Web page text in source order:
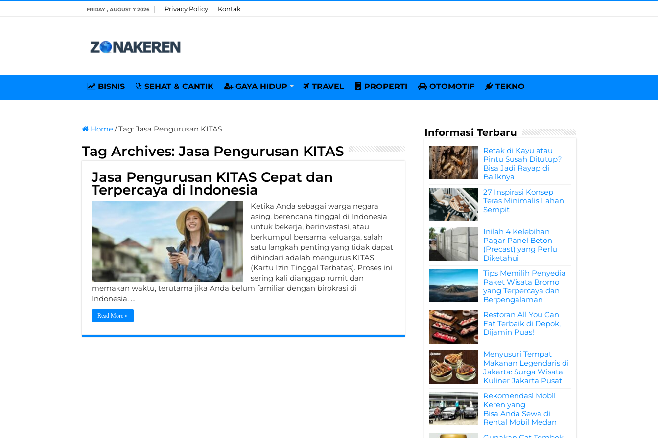
FRIDAY , AUGUST 7 2026 Privacy Policy Kontak
BISNIS SEHAT & CANTIK GAYA HIDUP TRAVEL PROPERTI OTOMOTIF TEKNO
Home/Tag: Jasa Pengurusan KITAS
Tag Archives:Jasa Pengurusan KITAS
Jasa Pengurusan KITAS Cepat dan
Terpercaya di Indonesia
Ketika Anda sebagai warga negara
asing, berencana tinggal di Indonesia
untuk bekerja, berinvestasi, atau
berkumpul bersama keluarga, salah
satu langkah penting yang tidak dapat
dihindari adalah mengurus KITAS
(Kartu Izin Tinggal Terbatas). Proses ini
sering kali dianggap rumit dan
memakan waktu, terutama jika Anda belum familiar dengan birokrasi di
Indonesia. …
Read More »
Informasi Terbaru
Retak di Kayu atau
Pintu Susah Ditutup?
Bisa Jadi Rayap di
Baliknya
27 Inspirasi Konsep
Teras Minimalis Lahan
Sempit
Inilah 4 Kelebihan
Pagar Panel Beton
(Precast) yang Perlu
Diketahui
Tips Memilih Penyedia
Paket Wisata Bromo
yang Terpercaya dan
Berpengalaman
Restoran All You Can
Eat Terbaik di Depok,
Dijamin Puas!
Menyusuri Tempat
Makanan Legendaris di
Jakarta: Surga Wisata
Kuliner Jakarta Pusat
Rekomendasi Mobil
Keren yang
Bisa Anda Sewa di
Rental Mobil Medan